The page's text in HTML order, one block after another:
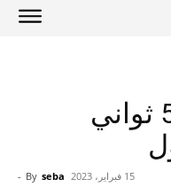
حادث مروع خلال 5 ثواني
By seba
- 15 فبراير، 2023